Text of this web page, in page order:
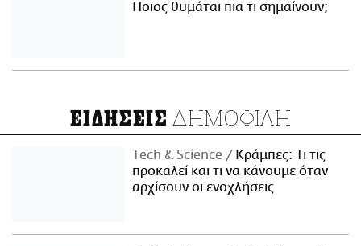
Ποιος θυμάται πια τι σημαίνουν;
ΕΙΔΗΣΕΙΣ ΔΗΜΟΦΙΛΗ
Τech & Science
Κράμπες: Τι τις
προκαλεί και τι να κάνουμε όταν
αρχίσουν οι ενοχλήσεις